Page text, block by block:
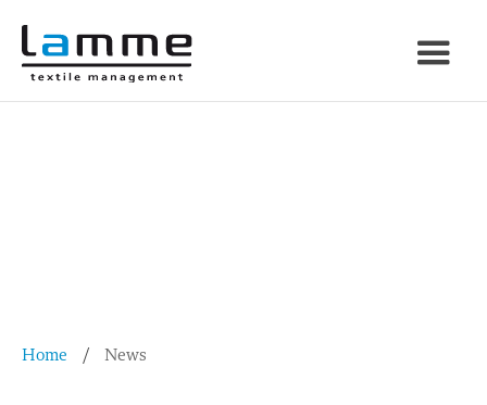
Home / News